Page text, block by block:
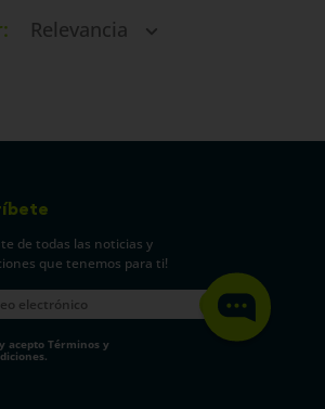
Relevancia
de todas las noticias y
que tenemos para ti!
acepto Términos y